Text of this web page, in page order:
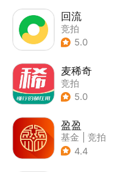
回流
竞拍
5.0
麦稀奇
竞拍
5.0
盈盈
基金
竞拍
4.4